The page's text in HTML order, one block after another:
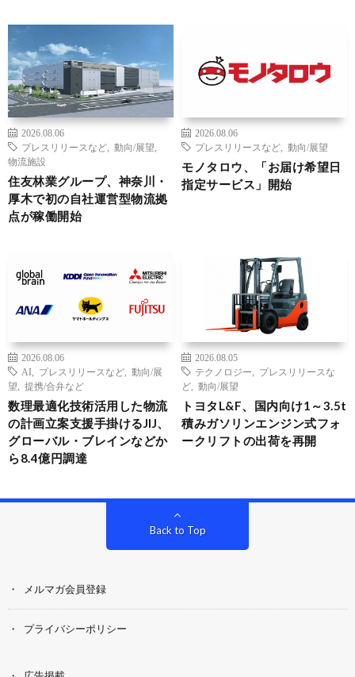
2026.08.06
プレスリリースなど
動向/展望
物流施設
住友林業グループ、神奈川・
厚木で初の自社運営型物流拠
点が稼働開始
2026.08.06
プレスリリースなど
動向/展望
モノタロウ、「お届け希望日
指定サービス」開始
2026.08.06
AI
プレスリリースなど
動向/展
望
提携/合弁など
数理最適化技術活用した物流
の計画立案支援手掛けるJIJ、
グローバル・ブレインなどか
ら8.4億円調達
2026.08.05
テクノロジー
プレスリリースな
ど
動向/展望
トヨタL&F、国内向け1～3.5t
積みガソリンエンジン式フォ
ークリフトの出荷を再開
Back to Top
メルマガ会員登録
プライバシーポリシー